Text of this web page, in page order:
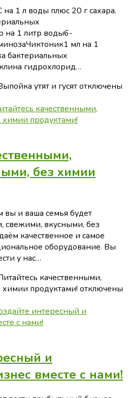
1 л воды плюс 20 г сахара.
на 1 литр воды6-
мл на 1
бактериальных
гидрохлорид…
утят и гусятотключены
без химии
и ваша семья будет
свежими, вкусными, без
качественное и самое
оборудование. Вы
у нас…
качественными,
продуктами! отключены
и
вместе с нами!